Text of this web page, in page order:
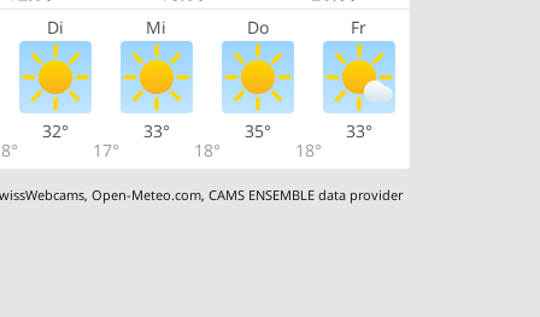
Di Mi Do Fr
32°
17°
33°
18°
35°
18°
33°
,Open-Meteo.com,CAMS ENSEMBLE data provider